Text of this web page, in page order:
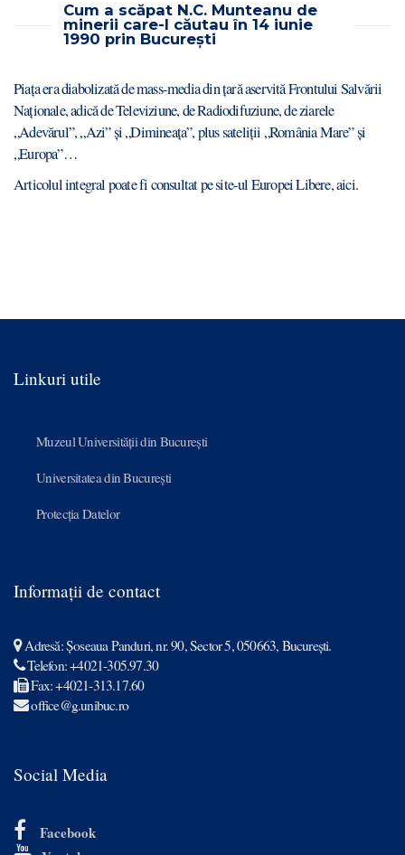
Cum a scăpat N.C. Munteanu de
minerii care-l căutau în 14 iunie
1990 prin București
Piața era diabolizată de mass-media din țară aservită Frontului Salvării
Naționale, adică de Televiziune, de Radiodifuziune, de ziarele
„Adevărul”, „Azi” și „Dimineața”, plus sateliții „România Mare” și
„Europa”…
Articolul integral poate fi consultat pe site-ul Europei Libere,aici.
Linkuri utile
Muzeul Universității din București
Universitatea din București
Protecția Datelor
Informații de contact
Adresă: Șoseaua Panduri, nr. 90, Sector 5, 050663, Bucureşti.
Telefon: +4021-305.97.30
Fax: +4021-313.17.60
office@g.unibuc.ro
Social Media
 Facebook